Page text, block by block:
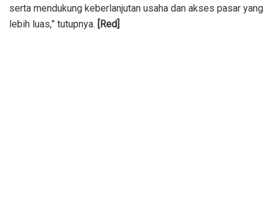
serta mendukung keberlanjutan usaha dan akses pasar yang
lebih luas,” tutupnya. [Red]